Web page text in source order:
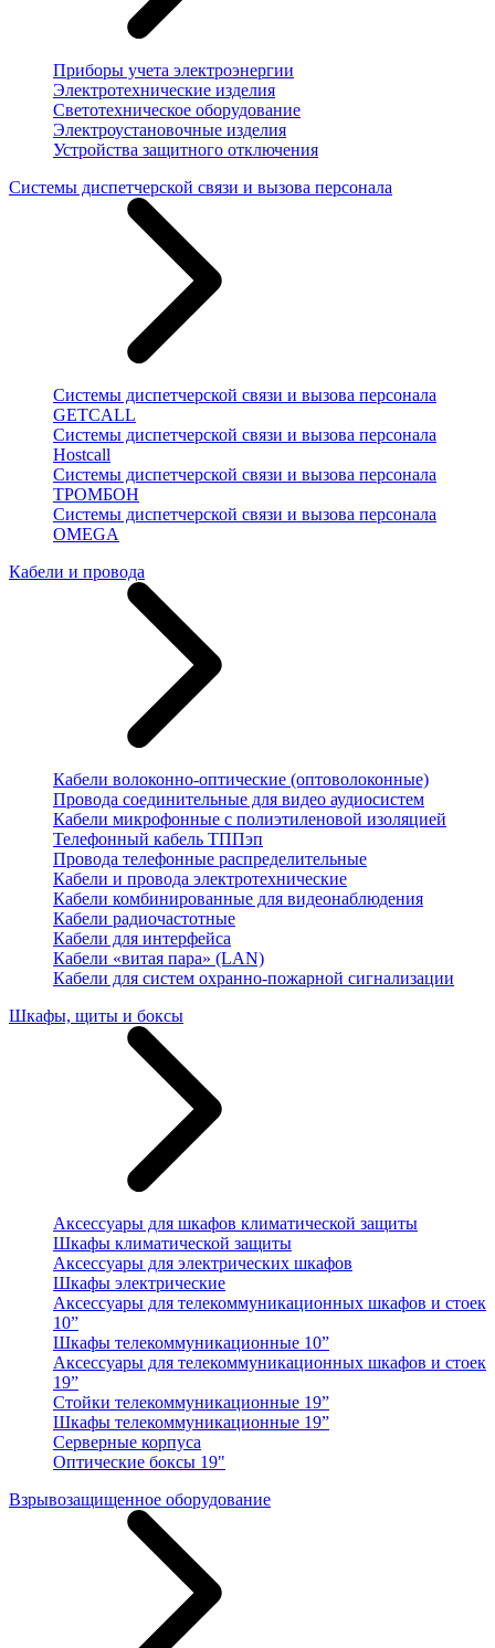
Приборы учета электроэнергии
Электротехнические изделия
Светотехническое оборудование
Электроустановочные изделия
Устройства защитного отключения
Системы диспетчерской связи и вызова персонала
Системы диспетчерской связи и вызова персонала
GETCALL
Системы диспетчерской связи и вызова персонала
Hostcall
Системы диспетчерской связи и вызова персонала
ТРОМБОН
Системы диспетчерской связи и вызова персонала
OMEGA
Кабели и провода
Кабели волоконно-оптические (оптоволоконные)
Провода соединительные для видео аудиосистем
Кабели микрофонные с полиэтиленовой изоляцией
Телефонный кабель ТППэп
Провода телефонные распределительные
Кабели и провода электротехнические
Кабели комбинированные для видеонаблюдения
Кабели радиочастотные
Кабели для интерфейса
Кабели «витая пара» (LAN)
Кабели для систем охранно-пожарной сигнализации
Шкафы, щиты и боксы
Аксессуары для шкафов климатической защиты
Шкафы климатической защиты
Аксессуары для электрических шкафов
Шкафы электрические
Аксессуары для телекоммуникационных шкафов и стоек
10”
Шкафы телекоммуникационные 10”
Аксессуары для телекоммуникационных шкафов и стоек
19”
Стойки телекоммуникационные 19”
Шкафы телекоммуникационные 19”
Серверные корпуса
Оптические боксы 19"
Взрывозащищенное оборудование